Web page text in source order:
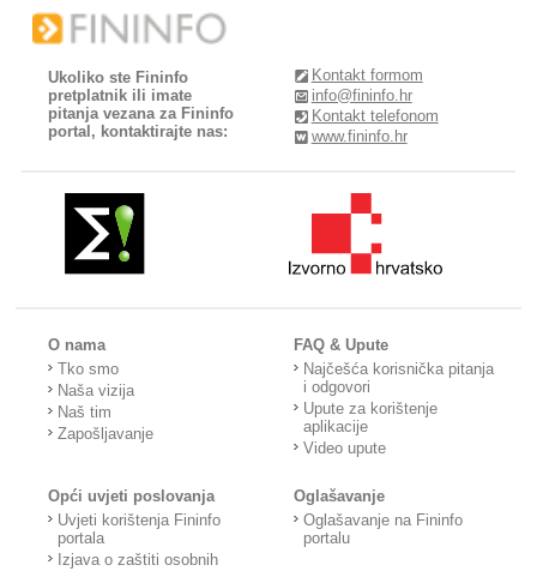
Ukoliko ste Fininfo
pretplatnik ili imate
pitanja vezana za Fininfo
portal, kontaktirajte nas:
Kontakt formom
info@fininfo.hr
Kontakt telefonom
www.fininfo.hr
O nama
Tko smo
Naša vizija
Naš tim
Zapošljavanje
FAQ & Upute
Najčešća korisnička pitanja
i odgovori
Upute za korištenje
aplikacije
Video upute
Opći uvjeti poslovanja
Uvjeti korištenja Fininfo
portala
Izjava o zaštiti osobnih
Oglašavanje
Oglašavanje na Fininfo
portalu